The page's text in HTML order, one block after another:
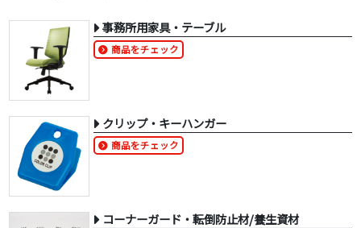
事務所用家具・テーブル
商品をチェック
クリップ・キーハンガー
商品をチェック
コーナーガード・転倒防止材/養生資材